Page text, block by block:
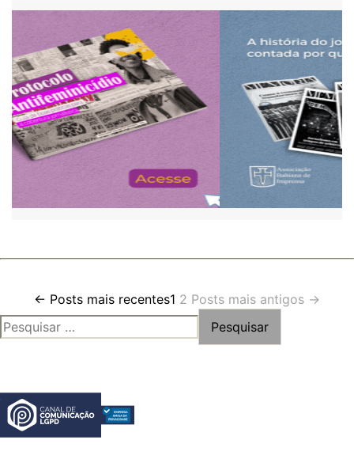
Paginação
de
← Posts mais recentes1 2 Posts mais antigos →
PESQUISAR
POR: